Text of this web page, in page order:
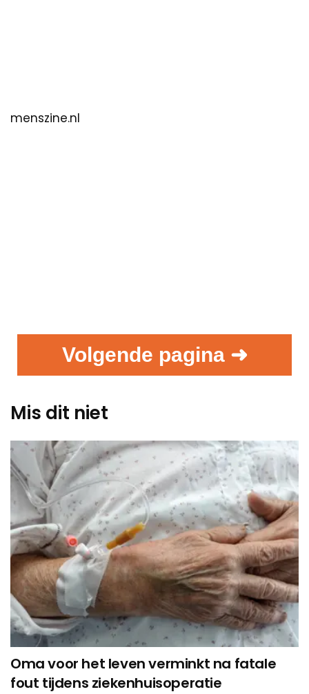
menszine.nl
Volgende pagina ➜
Mis dit niet
Oma voor het leven verminkt na fatale
fout tijdens ziekenhuisoperatie